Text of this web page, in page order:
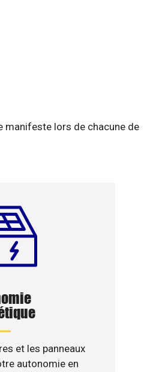
manifeste lors de chacune de
et les panneaux
autonomie en